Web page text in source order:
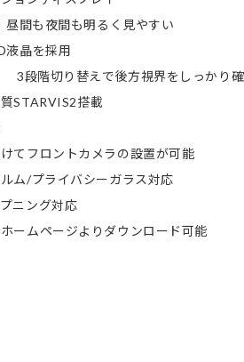
間も夜間も明るく見やすい
晶を採用
段階切り替えで後方視界をしっかり
STARVIS2搭載
てフロントカメラの設置が可能
ム/プライバシーガラス対応
ニング対応
ームページよりダウンロード可能